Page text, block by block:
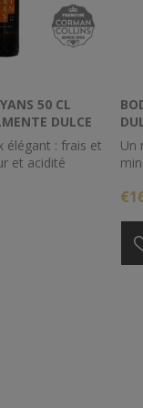
50 CL
DULCE
élégant : frais et
et acidité
accompagner
de fruit de la
Un
à